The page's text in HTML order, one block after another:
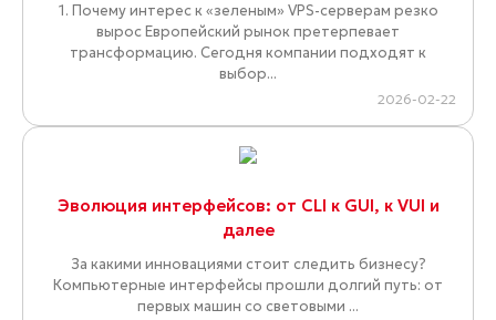
1. Почему интерес к «зеленым» VPS-серверам резко
вырос Европейский рынок претерпевает
трансформацию. Сегодня компании подходят к
выбор...
2026-02-22
Эволюция интерфейсов: от CLI к GUI, к VUI и
далее
За какими инновациями стоит следить бизнесу?
Компьютерные интерфейсы прошли долгий путь: от
первых машин со световыми ...